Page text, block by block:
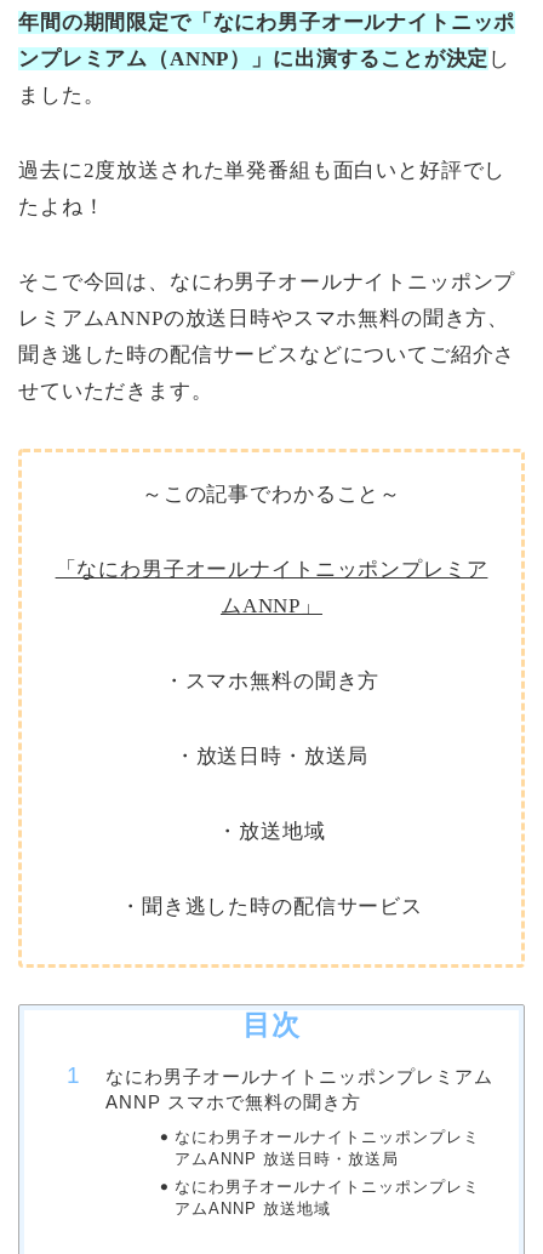
年間の期間限定で「なにわ男子オールナイトニッポ
ンプレミアム（ANNP）」に出演することが決定 し
ました。
過去に2度放送された単発番組も面白いと好評でし
たよね！
そこで今回は、なにわ男子オールナイトニッポンプ
レミアムANNPの放送日時やスマホ無料の聞き方、
聞き逃した時の配信サービスなどについてご紹介さ
せていただきます。
～この記事でわかること～
「なにわ男子オールナイトニッポンプレミア
ムANNP」
・スマホ無料の聞き方
・放送日時・放送局
・放送地域
・聞き逃した時の配信サービス
目次
なにわ男子オールナイトニッポンプレミアム
ANNP スマホで無料の聞き方
なにわ男子オールナイトニッポンプレミ
アムANNP 放送日時・放送局
なにわ男子オールナイトニッポンプレミ
アムANNP 放送地域